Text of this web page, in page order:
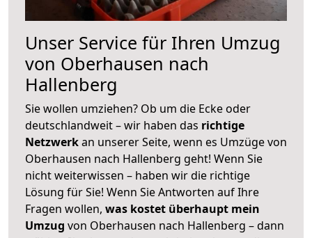
Unser Service für Ihren Umzug
von Oberhausen nach
Hallenberg
Sie wollen umziehen? Ob um die Ecke oder
deutschlandweit – wir haben das richtige
Netzwerkan unserer Seite, wenn es Umzüge von
Oberhausen nach Hallenberg geht! Wenn Sie
nicht weiterwissen – haben wir die richtige
Lösung für Sie! Wenn Sie Antworten auf Ihre
Fragen wollen, was kostet überhaupt mein
Umzug von Oberhausen nach Hallenberg – dann